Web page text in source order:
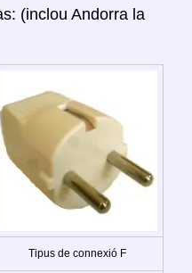
(inclou Andorra la
Tipus de connexió F